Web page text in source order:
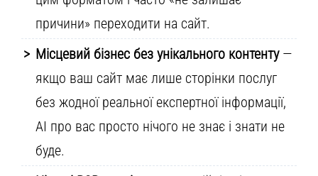
причини» переходити на сайт.
Місцевий бізнес без унікального контенту—
якщо ваш сайт має лише сторінки послуг
без жодної реальної експертної інформації,
AI про вас просто нічого не знає і знати не
буде.